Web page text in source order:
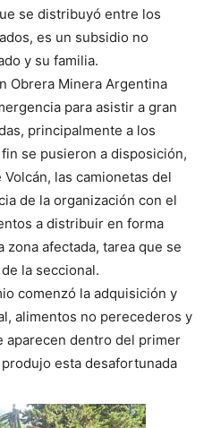
se distribuyó entre los
es un subsidio no
y su familia.
Obrera Minera Argentina
para asistir a gran
principalmente a los
se pusieron a disposición,
las camionetas del
de la organización con el
a distribuir en forma
zona afectada, tarea que se
la seccional.
comenzó la adquisición y
alimentos no perecederos y
aparecen dentro del primer
esta desafortunada